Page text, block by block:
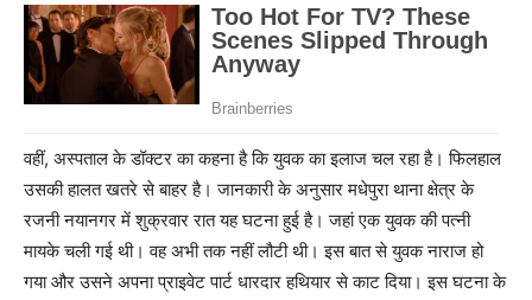
वहीं, अस्पताल के डॉक्टर का कहना है कि युवक का इलाज चल रहा है। फिलहाल
उसकी हालत खतरे से बाहर है। जानकारी के अनुसार मधेपुरा थाना क्षेत्र के
रजनी नयानगर में शुक्रवार रात यह घटना हुई है। जहां एक युवक की पत्नी
मायके चली गई थी। वह अभी तक नहीं लौटी थी। इस बात से युवक नाराज हो
गया और उसने अपना प्राइवेट पार्ट धारदार हथियार से काट दिया। इस घटना के